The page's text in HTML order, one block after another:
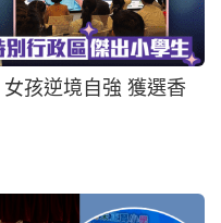
孩逆境自強 獲選香